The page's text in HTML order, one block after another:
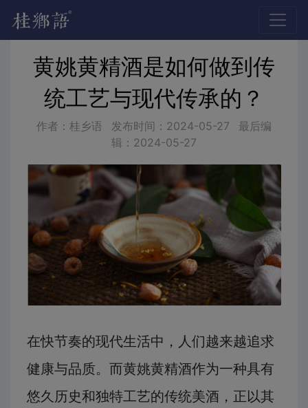
黄姚黄精酒是如何做到传
统工艺与现代传承的？
作者：桂乡语 发布时间： 2024-05-27
最后编
辑： 2024-05-27
在快节奏的现代生活中，人们越来越追求
健康与品质。而黄姚黄精酒作为一种具有
悠久历史和独特工艺的传统美酒，正以其